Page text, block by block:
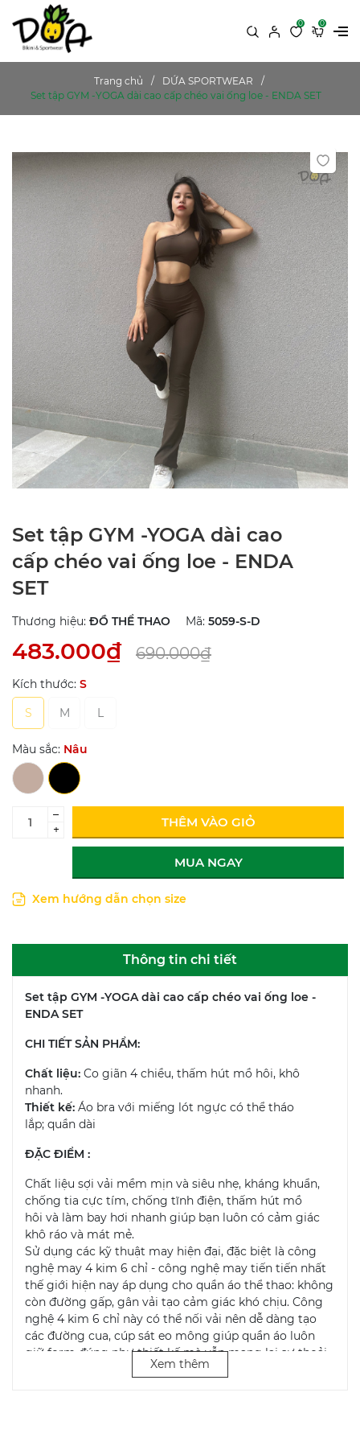
0 0
Trang chủ
DỨA SPORTWEAR
Set tập GYM -YOGA dài cao cấp chéo vai ống loe - ENDA SET
Set tập GYM -YOGA dài cao
cấp chéo vai ống loe - ENDA
SET
Thương hiệu: ĐỒ THỂ THAO Mã: 5059-S-D
483.000₫ 690.000₫
Kích thước: S
S
M L
Màu sắc: Nâu
–
+
THÊM VÀO GIỎ
MUA NGAY
Xem hướng dẫn chọn size
Thông tin chi tiết
Set tập GYM -YOGA dài cao cấp chéo vai ống loe -
ENDA SET
CHI TIẾT SẢN PHẨM:
Chất liệu: Co giãn 4 chiều, thấm hút mồ hôi, khô
nhanh.
Thiết kế: Áo bra với miếng lót ngực có thể tháo
lắp; quần dài
ĐẶC ĐIỂM :
Chất liệu sợi vải mềm mịn và siêu nhẹ, kháng khuẩn,
chống tia cực tím, chống tĩnh điện, thấm hút mồ
hôi và làm bay hơi nhanh giúp bạn luôn có cảm giác
khô ráo và mát mẻ.
Sử dụng các kỹ thuật may hiện đại, đặc biệt là công
nghệ may 4 kim 6 chỉ - công nghệ may tiến tiến nhất
thế giới hiện nay áp dụng cho quần áo thể thao: không
còn đường gấp, gân vải tạo cảm giác khó chịu. Công
nghệ 4 kim 6 chỉ này có thể nối vải nên dễ dàng tạo
các đường cua, cúp sát eo mông giúp quần áo luôn
giữ form đúng như thiết kế mà vẫn mang lại sự thoải
Xem thêm